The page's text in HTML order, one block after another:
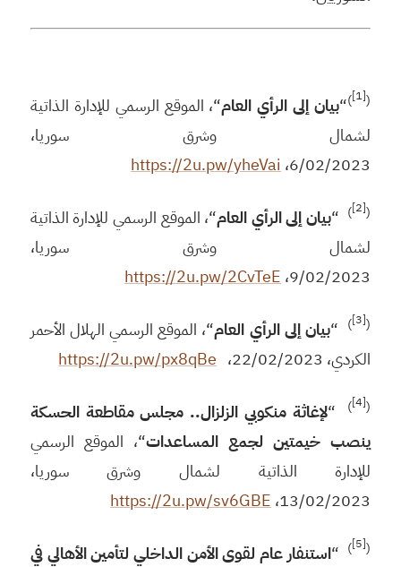
(
[1]
)
“بيان إلى الرأي العام“، الموقع الرسمي للإدارة الذاتية
لشمال وشرق سوريا،
6/02/2023، https://2u.pw/yheVai
(
[2]
)
“بيان إلى الرأي العام“، الموقع الرسمي للإدارة الذاتية
لشمال وشرق سوريا،
9/02/2023، https://2u.pw/2CvTeE
(
[3]
)
“بيان إلى الرأي العام“، الموقع الرسمي الهلال الأحمر
الكردي، 22/02/2023،
https://2u.pw/px8qBe
(
[4]
)
“لإغاثة منكوبي الزلزال.. مجلس مقاطعة الحسكة
ينصب خيمتين لجمع المساعدات“، الموقع الرسمي
للإدارة الذاتية لشمال وشرق سوريا،
13/02/2023، https://2u.pw/sv6GBE
(
[5]
)
“استنفار عام لقوى الأمن الداخلي لتأمين الأهالي في